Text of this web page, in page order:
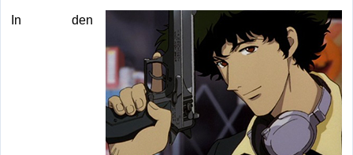
In den